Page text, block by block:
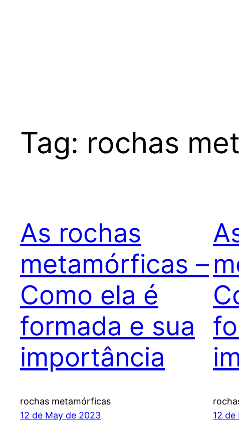
Tag: rochas
As rochas
metamórficas –
Como ela é
formada e sua
importância
rochas metamórficas
12 de May de 2023
12